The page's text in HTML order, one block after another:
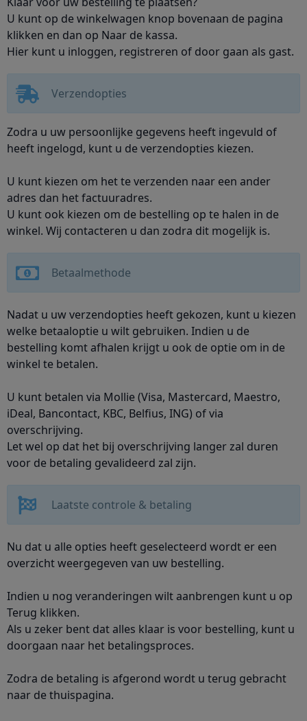
U kunt op de winkelwagen knop bovenaan de pagina
klikken en dan op Naar de kassa.
Hier kunt u inloggen, registreren of door gaan als gast.
Verzendopties
Zodra u uw persoonlijke gegevens heeft ingevuld of
heeft ingelogd, kunt u de verzendopties kiezen.
U kunt kiezen om het te verzenden naar een ander
adres dan het factuuradres.
U kunt ook kiezen om de bestelling op te halen in de
winkel. Wij contacteren u dan zodra dit mogelijk is.
Betaalmethode
Nadat u uw verzendopties heeft gekozen, kunt u kiezen
welke betaaloptie u wilt gebruiken. Indien u de
bestelling komt afhalen krijgt u ook de optie om in de
winkel te betalen.
U kunt betalen via Mollie (Visa, Mastercard, Maestro,
iDeal, Bancontact, KBC, Belfius, ING) of via
overschrijving.
Let wel op dat het bij overschrijving langer zal duren
voor de betaling gevalideerd zal zijn.
Laatste controle & betaling
Nu dat u alle opties heeft geselecteerd wordt er een
overzicht weergegeven van uw bestelling.
Indien u nog veranderingen wilt aanbrengen kunt u op
Terug klikken.
Als u zeker bent dat alles klaar is voor bestelling, kunt u
doorgaan naar het betalingsproces.
Zodra de betaling is afgerond wordt u terug gebracht
naar de thuispagina.